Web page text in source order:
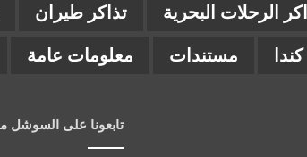
الرحلات البحرية تذاكر طيران
مستندات معلومات عامة
تابعونا على السوشل